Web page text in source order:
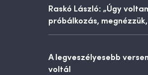
Raskó László: „Úgy
próbálkozás,
A legveszélyesebb
voltál